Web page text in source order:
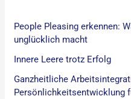
People Pleasing erkennen:
unglücklich macht
Innere Leere trotz Erfolg
Ganzheitliche
Persönlichkeitsentwicklung